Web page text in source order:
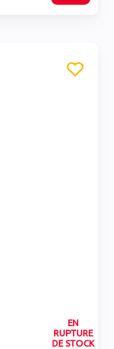
EN
RUPTURE
DE STOCK